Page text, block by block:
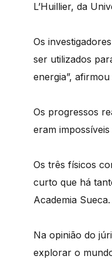
L’Huillier, da
Os
ser utilizados
energia”,
Os progressos
eram
Os três físicos
curto que há
Academia Sueca.
Na opinião do
explorar o